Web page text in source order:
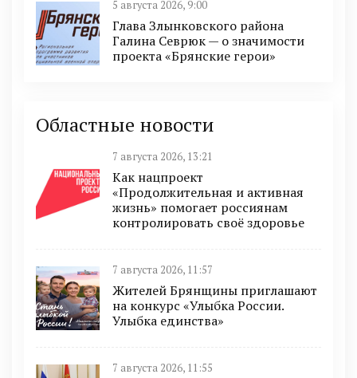
5 августа 2026, 9:00
Глава Злынковского района
Галина Севрюк — о значимости
проекта «Брянские герои»
Областные новости
7 августа 2026, 13:21
Как нацпроект
«Продолжительная и активная
жизнь» помогает россиянам
контролировать своё здоровье
7 августа 2026, 11:57
Жителей Брянщины приглашают
на конкурс «Улыбка России.
Улыбка единства»
7 августа 2026, 11:55